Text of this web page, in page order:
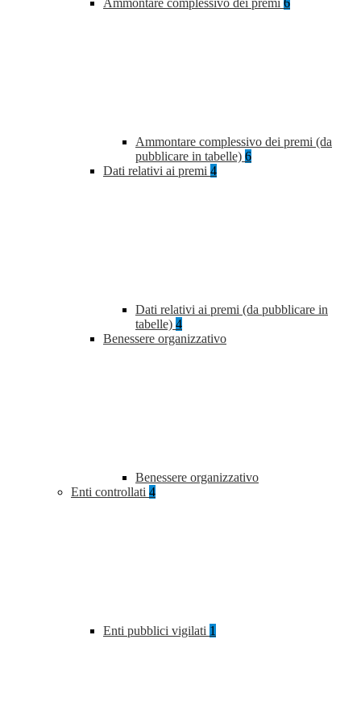
Ammontare complessivo dei premi 6
Ammontare complessivo dei premi (da
pubblicare in tabelle) 6
Dati relativi ai premi 4
Dati relativi ai premi (da pubblicare in
tabelle) 4
Benessere organizzativo
Benessere organizzativo
Enti controllati 4
Enti pubblici vigilati 1